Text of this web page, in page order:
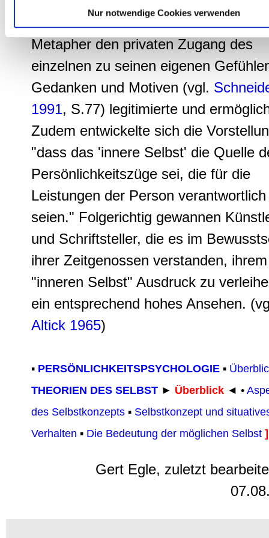
Nur notwendige Cookies verwenden
eines "inneren Selbst"heraus, das
Metapher den privaten Zugang des
einzelnen zu seinen eigenen
Gedanken und Motiven (vgl.
1991, S.77) legitimierte und
Zudem entwickelte sich die
"dass das 'innere Selbst' die Quelle
Persönlichkeitszüge sei, die für die
Leistungen der Person verantwortlich
seien." Folgerichtig gewannen
und Schriftsteller, die es im
ihrer Zeitgenossen verstanden, ihrem
"inneren Selbst" Ausdruck zu
ein entsprechend hohes Ansehen.
Altick 1965)
▪ PERSÖNLICHKEITSPSYCHOLOGIE ▪
THEORIEN DES SELBST ► Überblick ◄ •
des Selbstkonzepts ▪ Selbstkonzept und
Verhalten ▪ Die Bedeutung der möglichen Selbst ]
Gert Egle, zuletzt